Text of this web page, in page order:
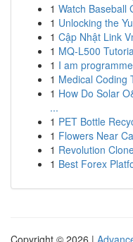
1 Watch Baseball
1 Unlocking the
1 Cập Nhật Link
1 MQ-L500
1 I am
1 Medical Coding
1 How Do Solar
...
1 PET Bottle
1 Flowers Near
1 Revolution
1 Best Forex
Copyright © 2026 |